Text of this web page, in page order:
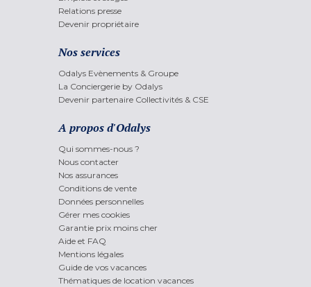
Relations presse
Devenir propriétaire
Nos services
Odalys Evènements & Groupe
La Conciergerie by Odalys
Devenir partenaire Collectivités & CSE
A propos d'Odalys
Qui sommes-nous ?
Nous contacter
Nos assurances
Conditions de vente
Données personnelles
Gérer mes cookies
Garantie prix moins cher
Aide et FAQ
Mentions légales
Guide de vos vacances
Thématiques de location vacances